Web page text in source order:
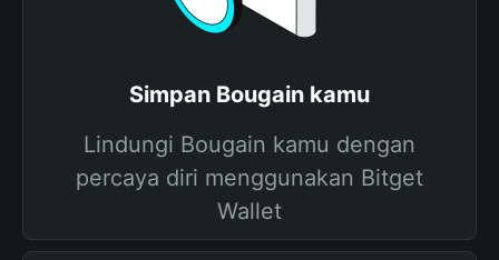
Simpan Bougain kamu
Lindungi Bougain kamu dengan
percaya diri menggunakan Bitget
Wallet